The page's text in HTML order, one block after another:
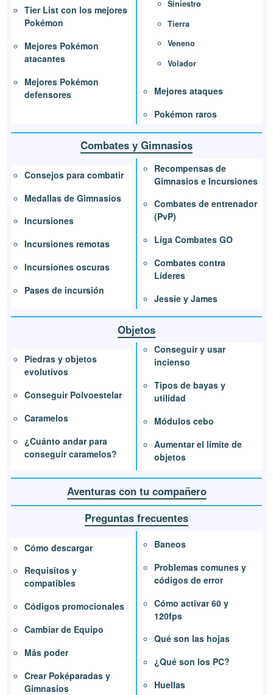
Tier List con los mejores
Pokémon
Mejores Pokémon
atacantes
Mejores Pokémon
defensores
Siniestro
Tierra
Veneno
Volador
Mejores ataques
Pokémon raros
Combates y Gimnasios
Consejos para combatir
Medallas de Gimnasios
Incursiones
Incursiones remotas
Incursiones oscuras
Pases de incursión
Recompensas de
Gimnasios e Incursiones
Combates de entrenador
(PvP)
Liga Combates GO
Combates contra
Líderes
Jessie y James
Objetos
Piedras y objetos
evolutivos
Conseguir Polvoestelar
Caramelos
¿Cuánto andar para
conseguir caramelos?
Conseguir y usar
incienso
Tipos de bayas y
utilidad
Módulos cebo
Aumentar el límite de
objetos
Aventuras con tu compañero
Preguntas frecuentes
Cómo descargar
Requisitos y
compatibles
Códigos promocionales
Cambiar de Equipo
Más poder
Crear Poképaradas y
Gimnasios
Baneos
Problemas comunes y
códigos de error
Cómo activar 60 y
120fps
Qué son las hojas
¿Qué son los PC?
Huellas